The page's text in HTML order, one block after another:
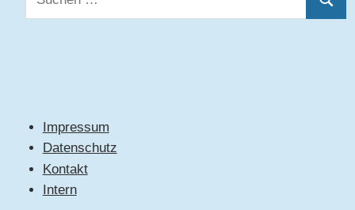
nach:
Impressum
Datenschutz
Kontakt
Intern